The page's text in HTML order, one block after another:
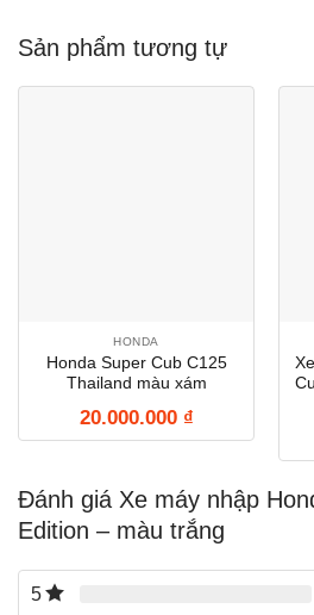
Sản phẩm tương tự
HONDA
Honda Super Cub C125
Thailand màu xám
20.000.000 ₫
Đánh giá Xe máy nhập
Edition – màu trắng
5